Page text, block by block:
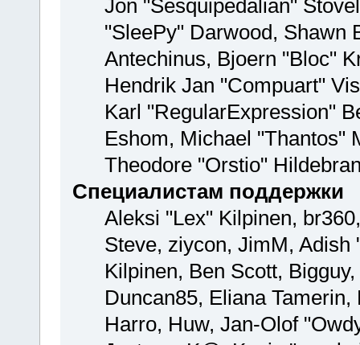
Jon "Sesquipedalian"
"SleePy" Darwood, Shawn
Antechinus, Bjoern "Bloc"
Hendrik Jan "Compuart"
Karl "RegularExpression"
Eshom, Michael "Thantos"
Theodore "Orstio"
Специалистам поддержки
Aleksi "Lex" Kilpinen,
Steve, ziycon, JimM, Adish
Kilpinen, Ben Scott,
Duncan85, Eliana
Harro, Huw, Jan-Olof